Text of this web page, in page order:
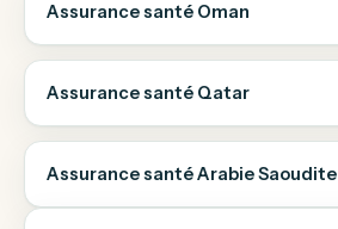
Assurance santé Oman
Assurance santé Qatar
Assurance santé Arabie Saoudite